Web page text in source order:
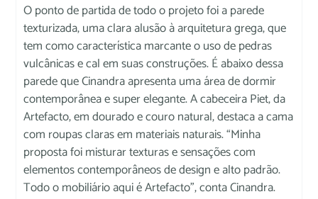
O ponto de partida de todo o projeto foi a parede
texturizada, uma clara alusão à arquitetura grega, que
tem como característica marcante o uso de pedras
vulcânicas e cal em suas construções. É abaixo dessa
parede que Cinandra apresenta uma área de dormir
contemporânea e super elegante. A cabeceira Piet, da
Artefacto, em dourado e couro natural, destaca a cama
com roupas claras em materiais naturais. “Minha
proposta foi misturar texturas e sensações com
elementos contemporâneos de design e alto padrão.
Todo o mobiliário aqui é Artefacto”, conta Cinandra.